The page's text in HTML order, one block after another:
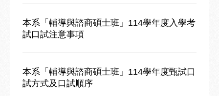
本系「輔導與諮商碩士班」114學年度入學考
試口試注意事項
本系「輔導與諮商碩士班」114學年度甄試口
試方式及口試順序